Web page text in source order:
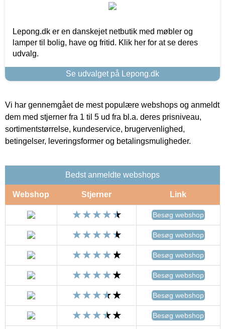
Lepong.dk er en danskejet netbutik med møbler og
lamper til bolig, have og fritid. Klik her for at se deres
udvalg.
Se udvalget på Lepong.dk
Vi har gennemgået de mest populære webshops og anmeldt
dem med stjerner fra 1 til 5 ud fra bl.a. deres prisniveau,
sortimentstørrelse, kundeservice, brugervenlighed,
betingelser, leveringsformer og betalingsmuligheder.
Bedst anmeldte webshops
Webshop Stjerner Link
Besøg webshop
Besøg webshop
Besøg webshop
Besøg webshop
Besøg webshop
Besøg webshop